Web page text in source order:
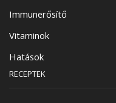
Immunerősítő
Vitaminok
Hatások
RECEPTEK